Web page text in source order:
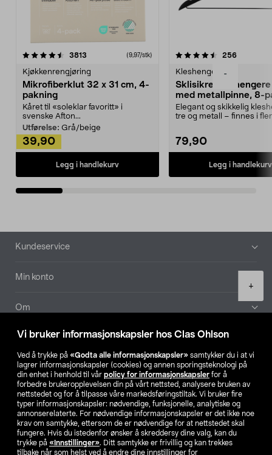
Vi bruker informasjonskapsler hos Clas Ohlson
Ved å trykke på «Godta alle informasjonskapsler» samtykker du i at vi
lagrer informasjonskapsler (cookies) og annen sporingsteknologi på
din enhet i henhold til vår policy for informasjonskapsler for å
forbedre brukeropplevelsen din på vårt nettsted, analysere bruken av
nettstedet og for å tilpasse våre markedsføringstiltak. Vi bruker fire
typer informasjonskapsler: nødvendige, funksjonelle, analytiske og
annonserelaterte. For nødvendige informasjonskapsler er det ikke noe
krav om samtykke, ettersom de er nødvendige for at nettstedet skal
fungere. Hvis du istedenfor ønsker å skreddersy dine valg, kan du
trykke på «Innstillinger». Ditt samtykke er frivillig og kan trekkes
tilbake når som helst ved å endre dine innstillinger for
-
+
3813 anmeldelser(9,97/stk)
Kjøkkenrengjøring
Mikrofiberklut 32 x 31 cm, 4-
pakning
Kåret til «soleklar favoritt» i
svenske Afton...
Utførelse: Grå/beige
39,90
Legg i handlekurv
4.5av 5 stjerner 256
Kleshengere
Sklisikre
med metallpinne, 8-
Elegant og skikkelig
tre og metall – finnes i
79,90
Legg i handlekurv
4.5av 5 stjerner
Bunntekst
Kundeservice
Min konto
Om
Aktuelt
Våre selskaper
Finn din butikk
SE NO FI